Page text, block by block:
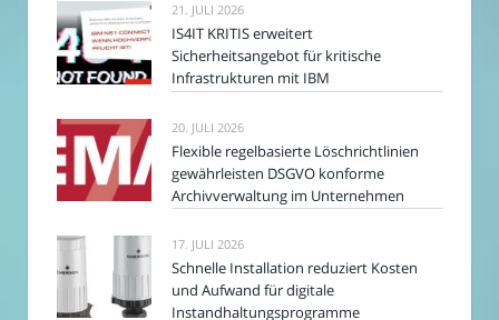
21. JULI 2026
IS4IT KRITIS erweitert
Sicherheitsangebot für kritische
Infrastrukturen mit IBM
20. JULI 2026
Flexible regelbasierte Löschrichtlinien
gewährleisten DSGVO konforme
Archivverwaltung im Unternehmen
17. JULI 2026
Schnelle Installation reduziert Kosten
und Aufwand für digitale
Instandhaltungsprogramme